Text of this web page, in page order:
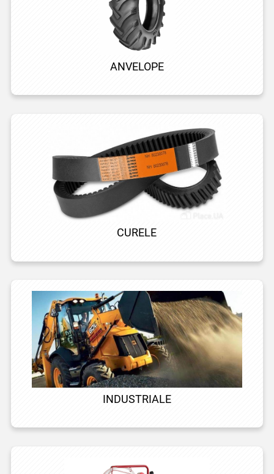
ANVELOPE
CURELE
INDUSTRIALE